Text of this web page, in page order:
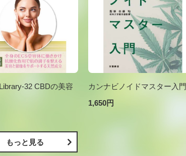
32 CBDの美容
カンナビノイドマスター入門
1,650円
もっと見る